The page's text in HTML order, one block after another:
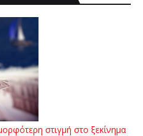
στιγμή στο ξεκίνημα